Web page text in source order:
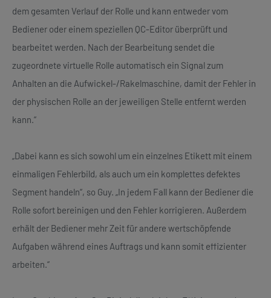
dem gesamten Verlauf der Rolle und kann entweder vom
Bediener oder einem speziellen QC-Editor überprüft und
bearbeitet werden. Nach der Bearbeitung sendet die
zugeordnete virtuelle Rolle automatisch ein Signal zum
Anhalten an die Aufwickel-/Rakelmaschine, damit der Fehler in
der physischen Rolle an der jeweiligen Stelle entfernt werden
kann.“
„Dabei kann es sich sowohl um ein einzelnes Etikett mit einem
einmaligen Fehlerbild, als auch um ein komplettes defektes
Segment handeln“, so Guy. „In jedem Fall kann der Bediener die
Rolle sofort bereinigen und den Fehler korrigieren. Außerdem
erhält der Bediener mehr Zeit für andere wertschöpfende
Aufgaben während eines Auftrags und kann somit effizienter
arbeiten.“